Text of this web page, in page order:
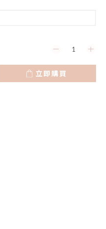
立即購買